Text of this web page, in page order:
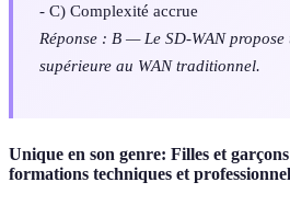
- C) Complexité accrue
Réponse : B — Le SD-WAN
supérieure au WAN traditionnel.
Unique en son genre: Filles et
formations techniques et